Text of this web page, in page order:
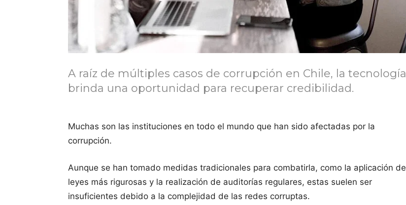
A raíz de múltiples casos de corrupción en Chile, la tecnología
brinda una oportunidad para recuperar credibilidad.
Muchas son las instituciones en todo el mundo que han sido afectadas por la
corrupción.
Aunque se han tomado medidas tradicionales para combatirla, como la aplicación de
leyes más rigurosas y la realización de auditorías regulares, estas suelen ser
insuficientes debido a la complejidad de las redes corruptas.